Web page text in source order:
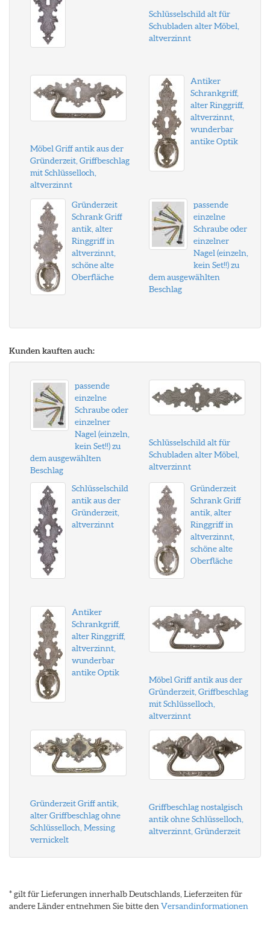
Schlüsselschild alt für
Schubladen alter Möbel,
altverzinnt
Möbel Griff antik aus der
Gründerzeit, Griffbeschlag
mit Schlüsselloch,
altverzinnt
Antiker
Schrankgriff,
alter Ringgriff,
altverzinnt,
wunderbar
antike Optik
Gründerzeit
Schrank Griff
antik, alter
Ringgriff in
altverzinnt,
schöne alte
Oberfläche
passende
einzelne
Schraube oder
einzelner
Nagel (einzeln,
kein Set!!) zu
dem ausgewählten
Beschlag
Kunden kauften auch:
passende
einzelne
Schraube oder
einzelner
Nagel (einzeln,
kein Set!!) zu
dem ausgewählten
Beschlag
Schlüsselschild alt für
Schubladen alter Möbel,
altverzinnt
Schlüsselschild
antik aus der
Gründerzeit,
altverzinnt
Gründerzeit
Schrank Griff
antik, alter
Ringgriff in
altverzinnt,
schöne alte
Oberfläche
Antiker
Schrankgriff,
alter Ringgriff,
altverzinnt,
wunderbar
antike Optik
Möbel Griff antik aus der
Gründerzeit, Griffbeschlag
mit Schlüsselloch,
altverzinnt
Gründerzeit Griff antik,
alter Griffbeschlag ohne
Schlüsselloch, Messing
vernickelt
Griffbeschlag nostalgisch
antik ohne Schlüsselloch,
altverzinnt, Gründerzeit
* gilt für Lieferungen innerhalb Deutschlands, Lieferzeiten für
andere Länder entnehmen Sie bitte den Versandinformationen